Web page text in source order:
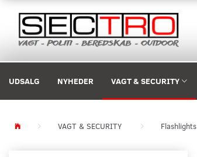
UDSALG NYHEDER VAGT & SECURITY
VAGT & SECURITY Flashlights